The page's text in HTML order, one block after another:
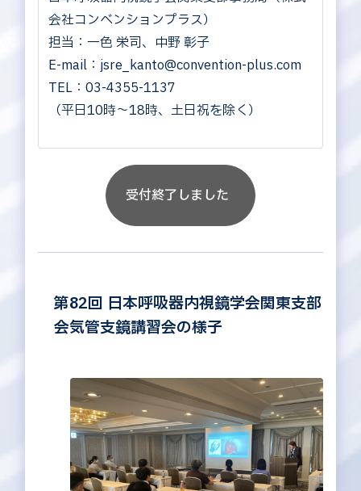
会社コンベンションプラス）
担当：一色 栄司、中野 彰子
E-mail：jsre_kanto@convention-plus.com
TEL：03-4355-1137
（平日10時～18時、土日祝を除く）
受付終了しました
第82回 日本呼吸器内視鏡学会関東支部
会気管支鏡講習会の様子